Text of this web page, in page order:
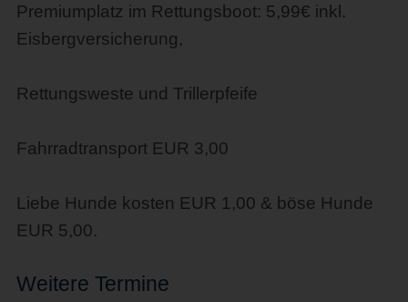
Premiumplatz im Rettungsboot: 5,99€ inkl.
Eisbergversicherung,
Rettungsweste und Trillerpfeife
Fahrradtransport EUR 3,00
Liebe Hunde kosten EUR 1,00 & böse Hunde
EUR 5,00.
Weitere Termine